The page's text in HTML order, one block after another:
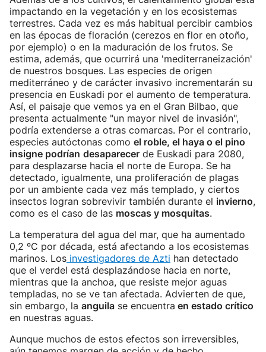
impactando en la vegetación y en los ecosistemas
terrestres. Cada vez es más habitual percibir cambios
en las épocas de floración (cerezos en flor en otoño,
por ejemplo) o en la maduración de los frutos. Se
estima, además, que ocurrirá una 'mediterraneización'
de nuestros bosques. Las especies de origen
mediterráneo y de carácter invasivo incrementarán su
presencia en Euskadi por el aumento de temperatura.
Así, el paisaje que vemos ya en el Gran Bilbao, que
presenta actualmente "un mayor nivel de invasión",
podría extenderse a otras comarcas. Por el contrario,
especies autóctonas como el roble, el haya o el pino
insigne podrían desaparecer de Euskadi para 2080,
para desplazarse hacia el norte de Europa. Se ha
detectado, igualmente, una proliferación de plagas
por un ambiente cada vez más templado, y ciertos
insectos logran sobrevivir también durante el invierno,
como es el caso de las moscas y mosquitas.
La temperatura del agua del mar, que ha aumentado
0,2 ºC por década, está afectando a los ecosistemas
marinos. Los investigadores de Azti han detectado
que el verdel está desplazándose hacia en norte,
mientras que la anchoa, que resiste mejor aguas
templadas, no se ve tan afectada. Advierten de que,
sin embargo, la anguila se encuentra en estado crítico
en nuestras aguas.
Aunque muchos de estos efectos son irreversibles,